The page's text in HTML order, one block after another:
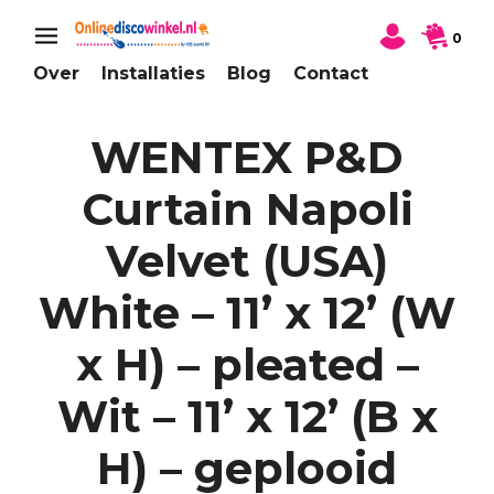
Over Installaties Blog Contact
0
WENTEX P&D
Curtain Napoli
Velvet (USA)
White – 11’ x 12’ (W
x H) – pleated –
Wit – 11’ x 12’ (B x
H) – geplooid